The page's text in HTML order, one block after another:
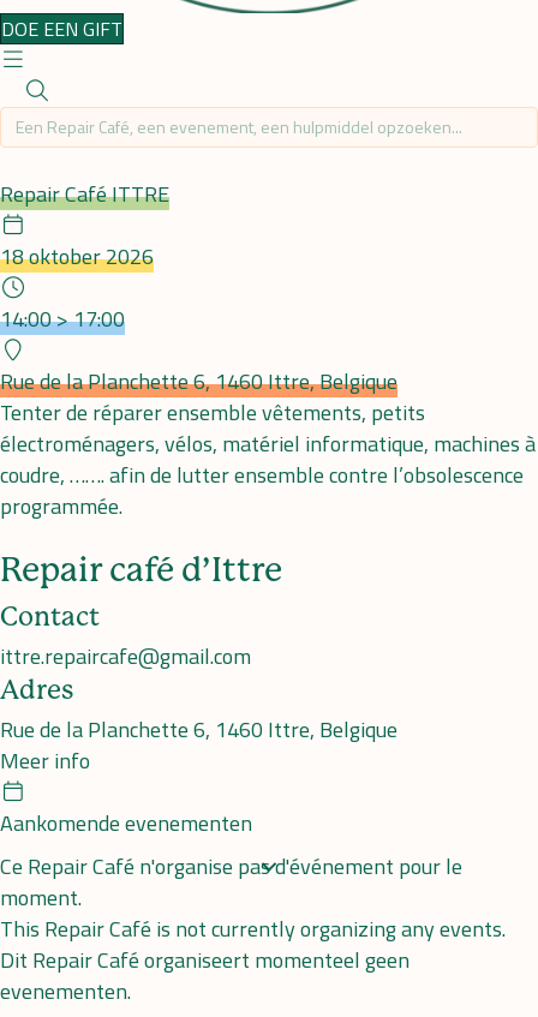
DOE EEN GIFT
Repair Café ITTRE
18 oktober 2026
14:00 > 17:00
Rue de la Planchette 6, 1460 Ittre, Belgique
Tenter de réparer ensemble vêtements, petits
électroménagers, vélos, matériel informatique, machines à
coudre, ……. afin de lutter ensemble contre l’obsolescence
programmée.
Repair café d’Ittre
Contact
ittre.repaircafe@gmail.com
Adres
Rue de la Planchette 6, 1460 Ittre, Belgique
Meer info
Aankomende evenementen
Ce Repair Café n'organise pas d'événement pour le
moment.
This Repair Café is not currently organizing any events.
Dit Repair Café organiseert momenteel geen
evenementen.